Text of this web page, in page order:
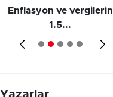
Enflasyon ve vergilerin
1.5...
Yazarlar